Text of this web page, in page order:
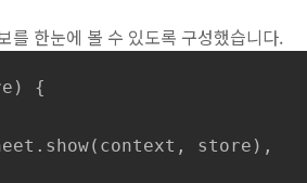
를 한눈에 볼 수 있도록 구성했습니다.
{
store),